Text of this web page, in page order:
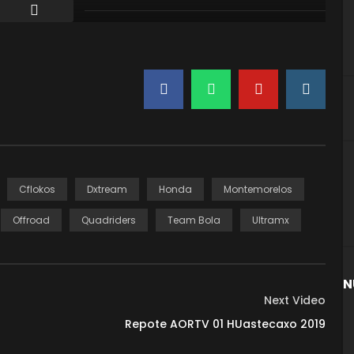
Cflokos Dxtream Honda Montemorelos
Offroad Quadriders Team Bola Ultramx
Next Video
Repote AORTV 01 HUastecaxo 2019